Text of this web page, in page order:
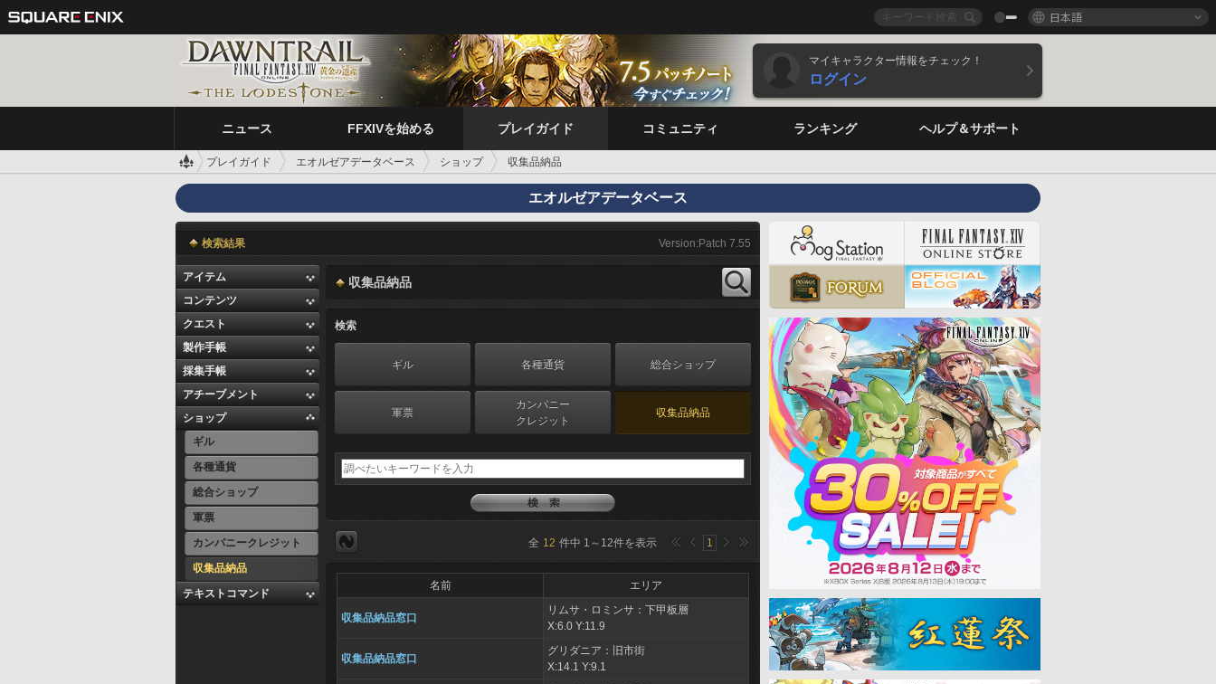
日本語
マイキャラクター情報をチェック！
ログイン
ニュース FFXIVを始める プレイガイド コミュニティ ランキング ヘルプ＆サポート
プレイガイド エオルゼアデータベース ショップ 収集品納品
エオルゼアデータベース
検索結果 Version:Patch 7.55
アイテム
コンテンツ
クエスト
製作手帳
採集手帳
アチーブメント
ショップ
ギル
各種通貨
総合ショップ
軍票
カンパニークレジット
収集品納品
テキストコマンド
収集品納品
検索
ギル 各種通貨 総合ショップ
軍票
カンパニー
クレジット
収集品納品
全 12 件中 1 ～ 12件を表示 1
名前 エリア
収集品納品窓口
リムサ・ロミンサ：下甲板層
X:6.0 Y:11.9
収集品納品窓口
グリダニア：旧市街
X:14.1 Y:9.1